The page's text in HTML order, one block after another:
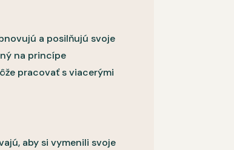
a posilňujú svoje
na princípe
pracovať s viacerými
aby si vymenili svoje